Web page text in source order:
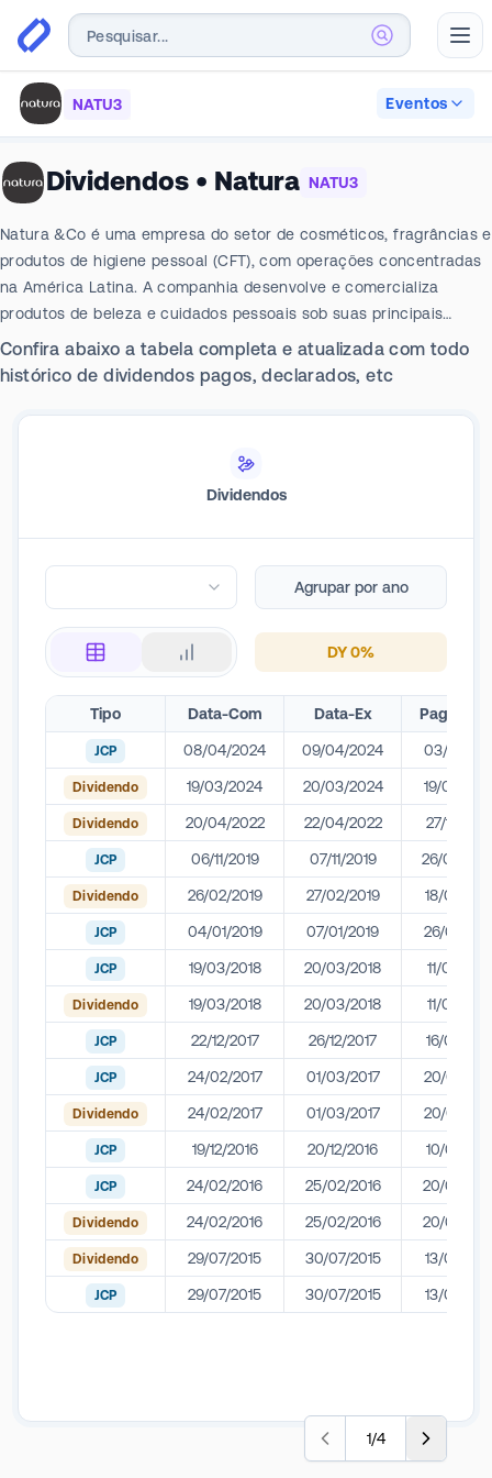
NATU3 Eventos
Dividendos • Natura NATU3
Natura &Co é uma empresa do setor de cosméticos, fragrâncias e
produtos de higiene pessoal (CFT), com operações concentradas
na América Latina. A companhia desenvolve e comercializa
produtos de beleza e cuidados pessoais sob suas principais
marcas, Natura e Avon, além de uma linha de Casa & Estilo. Seu
modelo de negócios é predominantemente baseado na venda
Beleza na região. A empresa também utiliza canais de distribuição
franqueadas, e plataformas digitais. Geograficamente, suas
principais unidades de negócio são o Brasil e a Hispana, que
Confira abaixo a tabela completa e atualizada com todo
histórico de dividendos pagos, declarados, etc
Dividendos
Agrupar por ano
DY0%
Tipo Data-Com Data-Ex
JCP 08/04/2024 09/04/2024 03/12/
Dividendo 19/03/2024 20/03/2024 19/04/
Dividendo 20/04/2022 22/04/2022 27/12/
JCP 06/11/2019 07/11/2019 26/02/
Dividendo 26/02/2019 27/02/2019 18/04/
JCP 04/01/2019 07/01/2019 26/02/
JCP 19/03/2018 20/03/2018 11/05/
Dividendo 19/03/2018 20/03/2018 11/05/
JCP 22/12/2017 26/12/2017 16/02/
JCP 24/02/2017 01/03/2017 20/04/
Dividendo 24/02/2017 01/03/2017 20/04/
JCP 19/12/2016 20/12/2016 10/02/
JCP 24/02/2016 25/02/2016 20/04/
Dividendo 24/02/2016 25/02/2016 20/04/
Dividendo 29/07/2015 30/07/2015 13/08/
JCP 29/07/2015 30/07/2015 13/08/
1/4